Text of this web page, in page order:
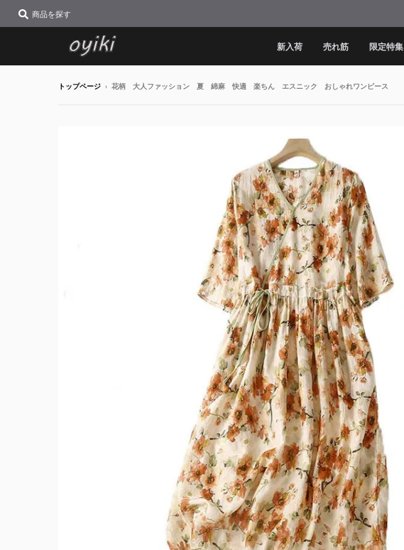
商品を探す
新入荷 売れ筋 限定特集
トップページ › 花柄 大人ファッション 夏 綿麻 快適 楽ちん エスニック おしゃれワンピース